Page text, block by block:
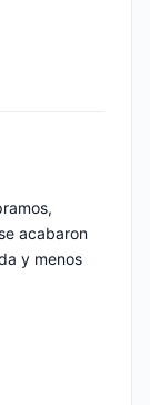
acabaron
y menos